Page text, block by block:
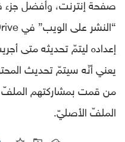
صفحة إنترنت، وأفضل جزء
إعداده ليتمّ تحديثه متى
يعني أنّه سيتمّ تحديث
من قمت بمشاركتهم الملفّ
الملفّ الأصليّ.